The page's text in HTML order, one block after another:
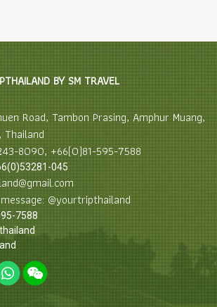
BY SM TRAVEL
Road, Tambon Prasing, Amphur Muang,
8090, +66(0)81-595-7588
045
@yourtripthailand
7588